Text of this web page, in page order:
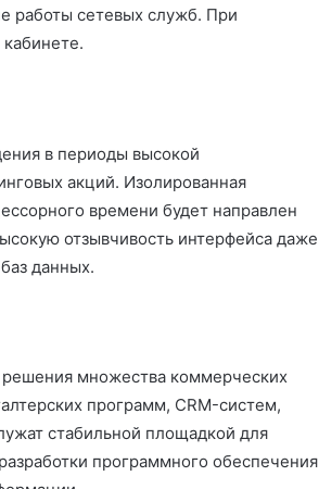
работы сетевых служб. При
в периоды высокой
акций. Изолированная
времени будет направлен
отзывчивость интерфейса даже
данных.
множества коммерческих
программ, CRM-систем,
стабильной площадкой для
программного обеспечения